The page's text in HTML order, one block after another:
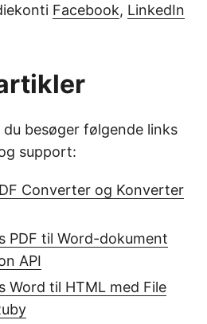
Facebook, LinkedIn
besøger følgende links
support:
Converter og Konverter
PDF til Word-dokument
API
Word til HTML med File